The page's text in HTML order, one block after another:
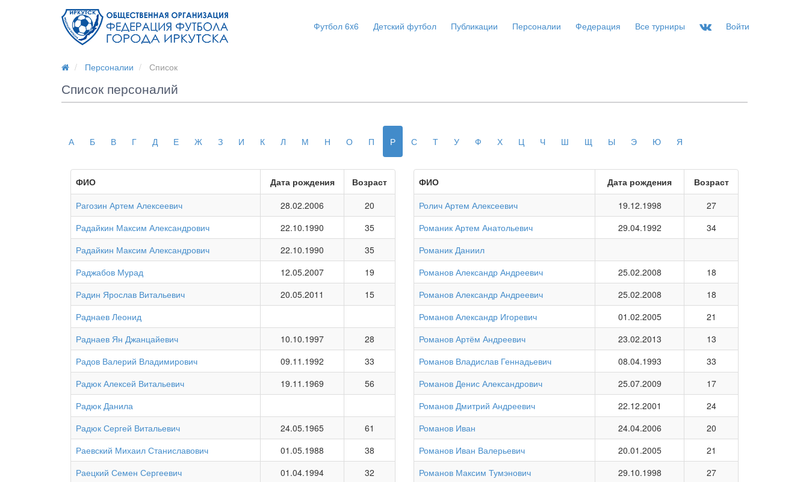
Футбол 6x6 Детский футбол Публикации Персоналии Федерация Все турниры Войти
Персоналии Список
Список персоналий
А Б В Г Д Е Ж З И К Л М Н О П Р С Т У Ф Х Ц Ч Ш Щ Ы Э Ю Я
ФИО Дата рождения
Возраст
Рагозин Артем Алексеевич
28.02.2006
20
Радайкин Максим Александрович
22.10.1990
35
Радайкин Максим Александрович
22.10.1990
35
Раджабов Мурад
12.05.2007
19
Радин Ярослав Витальевич
20.05.2011
15
Раднаев Леонид
Раднаев Ян Джанцайевич
10.10.1997
28
Радов Валерий Владимирович
09.11.1992
33
Радюк Алексей Витальевич
19.11.1969
56
Радюк Данила
Радюк Сергей Витальевич
24.05.1965
61
Раевский Михаил Станиславович
01.05.1988
38
Раецкий Семен Сергеевич
01.04.1994
32
ФИО Дата рождения
Возраст
Ролич Артем Алексеевич
19.12.1998
27
Романик Артем Анатольевич
29.04.1992
34
Романик Даниил
Романов Александр Андреевич
25.02.2008
18
Романов Александр Андреевич
25.02.2008
18
Романов Александр Игоревич
01.02.2005
21
Романов Артём Андреевич
23.02.2013
13
Романов Владислав Геннадьевич
08.04.1993
33
Романов Денис Александрович
25.07.2009
17
Романов Дмитрий Андреевич
22.12.2001
24
Романов Иван
24.04.2006
20
Романов Иван Валерьевич
20.01.2005
21
Романов Максим Тумэнович
29.10.1998
27